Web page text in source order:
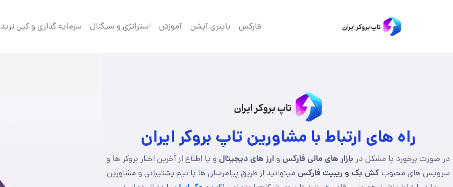
فارکس باینری آپشن آموزش استراتژی و سیگنال سرمایه گذاری و کپی ترید
راه های ارتباط با مشاورین تاپ بروکر ایران
در صورت برخورد با مشکل در بازار های مالی فارکس و ارز های دیجیتال و یا اطلاع از آخرین اخبار بروکر ها و
سرویس های محبوب کش بک و ریبیت فارکس میتوانید از طریق پیامرسان ها با تیم پشتیبانی و مشاورین